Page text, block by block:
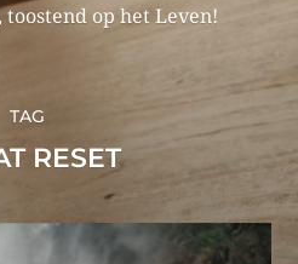
op het Leven!
TAG
RESET